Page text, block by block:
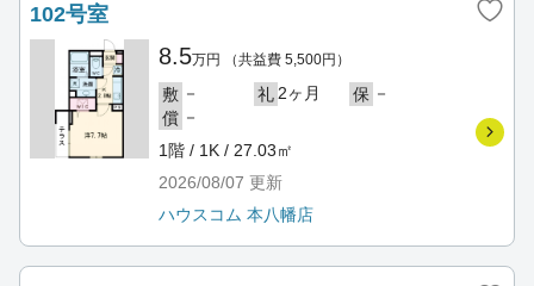
102号室
8.5万円 （共益費 5,500円）
敷 － 礼 2ヶ月 保 －
償 －
1階 / 1K / 27.03㎡
2026/08/07 更新
ハウスコム 本八幡店